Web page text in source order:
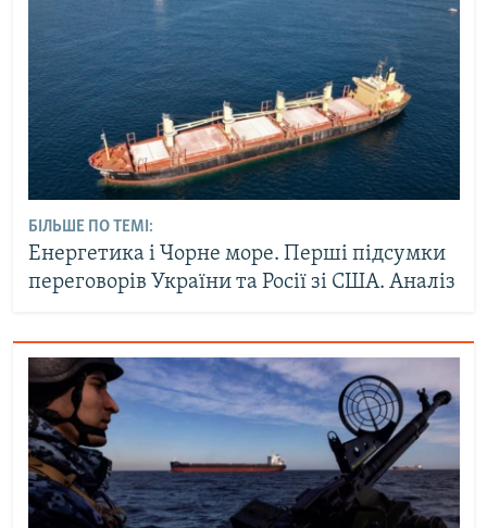
БІЛЬШЕ ПО ТЕМІ:
Енергетика і Чорне море. Перші підсумки
переговорів України та Росії зі США. Аналіз